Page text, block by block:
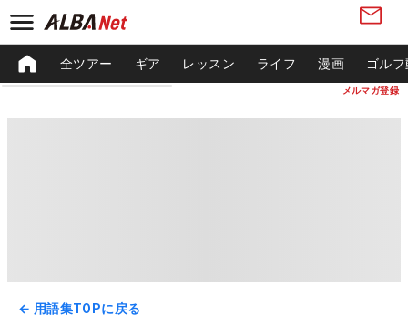
メルマガ登録
全ツアー ギア レッスン ライフ 漫画 ゴル
← 用語集TOPに戻る